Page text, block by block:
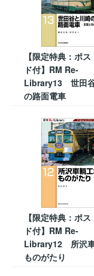
【限定特典：ポ
ド付】RM Re-
Library13 世田
の路面電車
【限定特典：ポ
ド付】RM Re-
Library12 所沢
ものがたり